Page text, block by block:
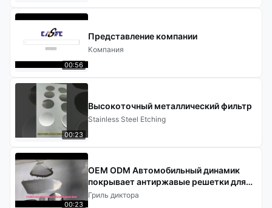
00:56
Представление компании
Компания
00:23
Высокоточный металлический фильтр
Stainless Steel Etching
00:23
OEM ODM Автомобильный динамик
покрывает антиржавые решетки для
Tesla Benz BWM
Гриль диктора